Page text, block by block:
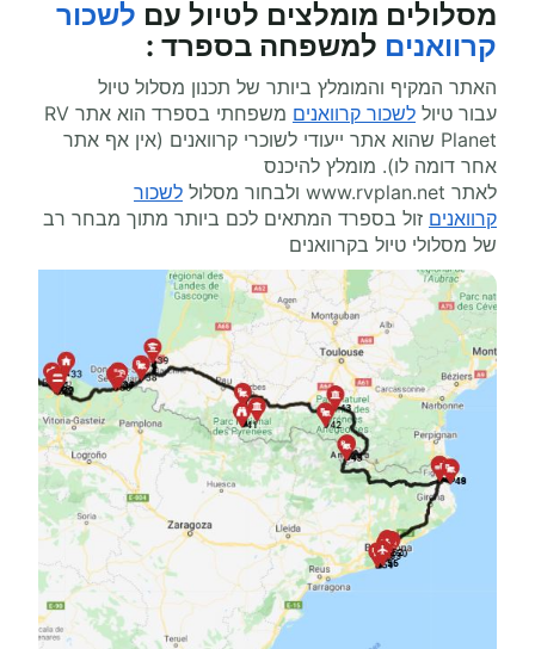
מסלולים מומלצים לטיול עם לשכור
קרוואנים למשפחה בספרד :
האתר המקיף והמומלץ ביותר של תכנון מסלול טיול
עבור טיול לשכור קרוואנים משפחתי בספרד הוא אתר RV
Planet שהוא אתר ייעודי לשוכרי קרוואנים (אין אף אתר
אחר דומה לו). מומלץ להיכנס
לאתר www.rvplan.net ולבחור מסלול לשכור
קרוואנים זול בספרד המתאים לכם ביותר מתוך מבחר רב
של מסלולי טיול בקרוואנים